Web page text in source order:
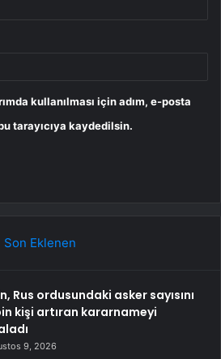
kullanılması için adım, e-posta
tarayıcıya kaydedilsin.
Son Eklenen
Rus ordusundaki asker sayısını
kişi artıran kararnameyi
9, 2026